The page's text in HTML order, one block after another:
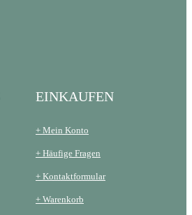
EINKAUFEN
+ Mein Konto
+ Häufige Fragen
+ Kontaktformular
+ Warenkorb